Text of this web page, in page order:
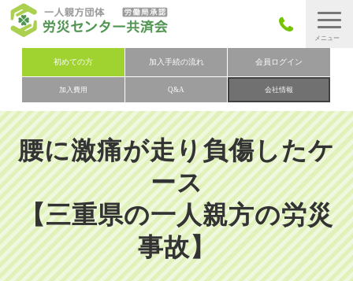
初めての方 加入手続の流れ 会員ログイン
加入費用 Q&A 会社情報
労災保険とは
労災保険の取りまとめ
労災保険加入手続きの流れ
加入費用
加入申込み
会社概要
お問い合わせ
会員メニュー
腰に激痛が走り負傷したケ
ース
【三重県の一人親方の労災
事故】